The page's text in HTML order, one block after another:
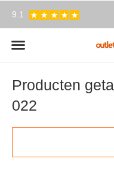
9.1
Producten
022